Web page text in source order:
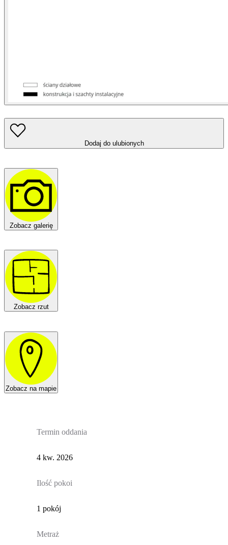
Dodaj do ulubionych
Zobacz galerię
Zobacz rzut
Zobacz na mapie
Termin oddania
4 kw. 2026
Ilość pokoi
1 pokój
Metraż